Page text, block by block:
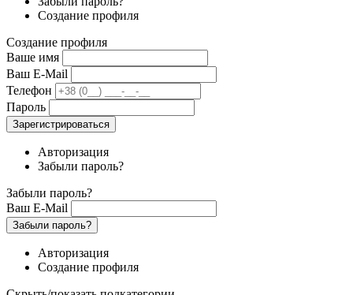
Создание профиля
Создание профиля
Ваше имя
Ваш E-Mail
Телефон
Пароль
Зарегистрироваться
Авторизация
Забыли пароль?
Забыли пароль?
Ваш E-Mail
Забыли пароль?
Авторизация
Создание профиля